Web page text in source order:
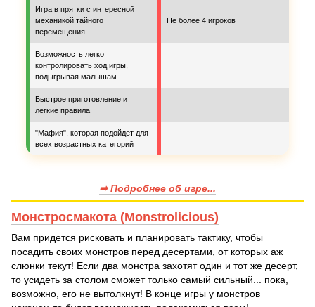
Игра в прятки с интересной
механикой тайного
перемещения
Не более 4 игроков
Возможность легко
контролировать ход игры,
подыгрывая малышам
Быстрое приготовление и
легкие правила
"Мафия", которая подойдет для
всех возрастных категорий
➡ Подробнее об игре...
Монстросмакота (Monstrolicious)
Вам придется рисковать и планировать тактику, чтобы
посадить своих монстров перед десертами, от которых аж
слюнки текут! Если два монстра захотят один и тот же десерт,
то усидеть за столом сможет только самый сильный... пока,
возможно, его не вытолкнут! В конце игры у монстров